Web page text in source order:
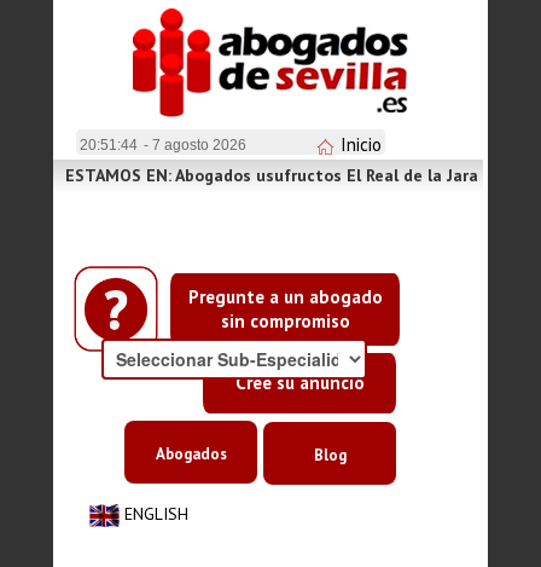
20:51:44 - 7 agosto 2026 Inicio
Pregunte a un abogado
sin compromiso
Cree su anuncio
ESTAMOS EN: Abogados usufructos El Real de la Jara
ENGLISH
Abogados Blog